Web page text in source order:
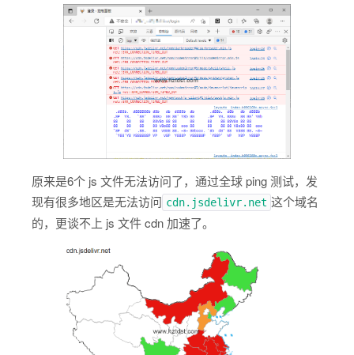
原来是6个 js 文件无法访问了，通过全球 ping 测试，发
现有很多地区是无法访问 cdn.jsdelivr.net 这个域名
的，更谈不上 js 文件 cdn 加速了。